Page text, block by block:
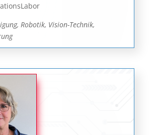
Robotik, Vision-Technik,